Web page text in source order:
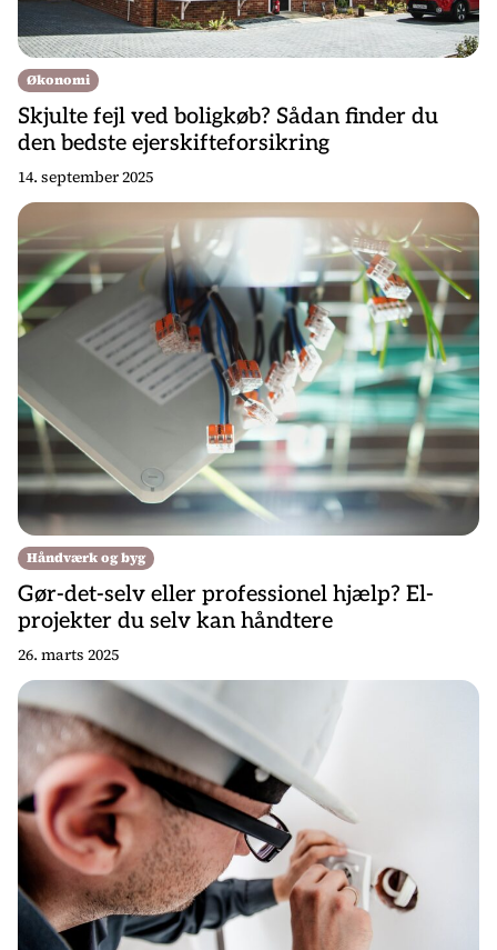
Økonomi
Skjulte fejl ved boligkøb? Sådan finder du
den bedste ejerskifteforsikring
14. september 2025
Håndværk og byg
Gør-det-selv eller professionel hjælp? El-
projekter du selv kan håndtere
26. marts 2025